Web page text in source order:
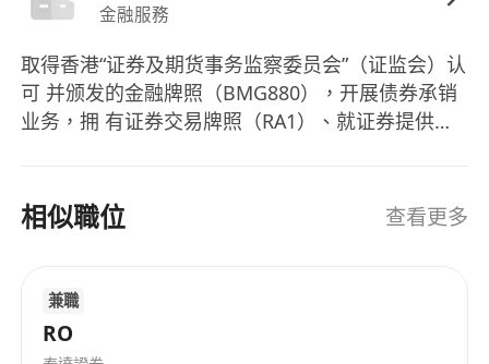
金融服務
取得香港“证券及期货事务监察委员会”（证监会）认
可 并颁发的金融牌照（BMG880），开展债券承销
业务，拥 有证券交易牌照（RA1）、就证券提供意
核心机构，涉及国有五大 行、股份制银行、城商
行、农商行、基金公司、资产管理公司 等客户 。
伍，团队成员拥有丰富的境外 境外债券发行经验，
洲、民银资本、农银国际、浙商国际、光大证券国
相似職位 查看更多
兼職
RO